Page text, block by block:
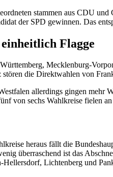
stammen aus CDU
der SPD gewinnen. Das
Flagge
Mecklenburg-
die Direktwahlen von
allerdings gingen mehr
von sechs Wahlkreise fielen
heraus fällt die
überraschend ist das
Lichtenberg und